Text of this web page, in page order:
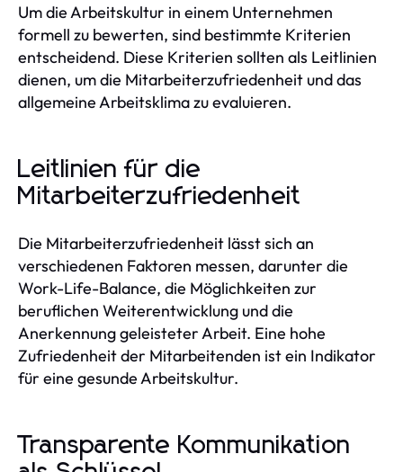
Um die Arbeitskultur in einem Unternehmen
formell zu bewerten, sind bestimmte Kriterien
entscheidend. Diese Kriterien sollten als Leitlinien
dienen, um die Mitarbeiterzufriedenheit und das
allgemeine Arbeitsklima zu evaluieren.
Leitlinien für die
Mitarbeiterzufriedenheit
Die Mitarbeiterzufriedenheit lässt sich an
verschiedenen Faktoren messen, darunter die
Work-Life-Balance, die Möglichkeiten zur
beruflichen Weiterentwicklung und die
Anerkennung geleisteter Arbeit. Eine hohe
Zufriedenheit der Mitarbeitenden ist ein Indikator
für eine gesunde Arbeitskultur.
Transparente Kommunikation